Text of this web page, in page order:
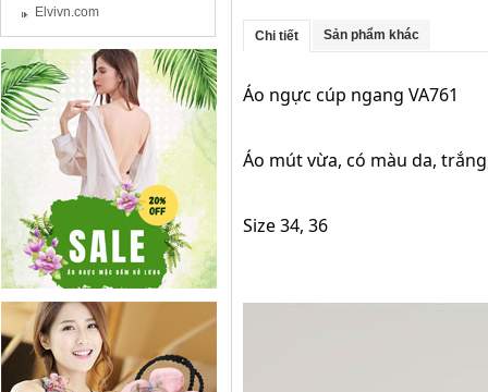
Elvivn.com
Chi tiết Sản phẩm khác
Áo ngực cúp ngang VA761
Áo mút vừa, có màu da,
Size 34, 36